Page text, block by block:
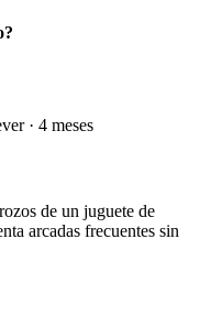
· 4 meses
de un juguete de
arcadas frecuentes sin